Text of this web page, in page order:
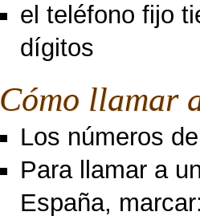
el teléfono fijo
dígitos
Cómo llamar
Los números
Para llamar a
España,